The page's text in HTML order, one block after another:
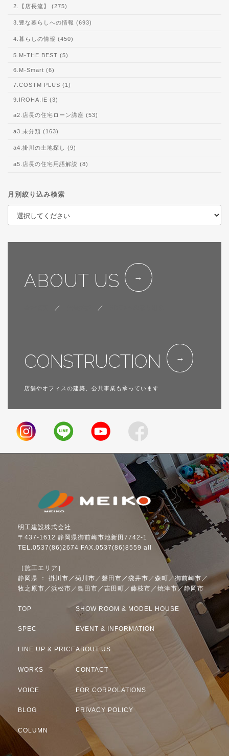
2.【店長流】 (275)
3.豊な暮らしへの情報 (693)
4.暮らしの情報 (450)
5.M-THE BEST (5)
6.M-Smart (6)
7.COSTM PLUS (1)
9.IROHA.IE (3)
a2.店長の住宅ローン講座 (53)
a3.未分類 (163)
a4.掛川の土地探し (9)
a5.店長の住宅用語解説 (8)
月別絞り込み検索
ABOUT US
／ ／
CONSTRUCTION
店舗やオフィスの建築、公共事業も承っています
明工建設株式会社
〒437-1612 静岡県御前崎市池新田7742-1
TEL.0537(86)2674 FAX.0537(86)8559 all
［施工エリア］
静岡県 ： 掛川市／菊川市／磐田市／袋井市／森町／御前崎市／
牧之原市／浜松市／島田市／吉田町／藤枝市／焼津市／静岡市
TOP
SPEC
LINE UP & PRICE
WORKS
VOICE
BLOG
COLUMN
SHOW ROOM & MODEL HOUSE
EVENT & INFORMATION
ABOUT US
CONTACT
FOR CORPOLATIONS
PRIVACY POLICY